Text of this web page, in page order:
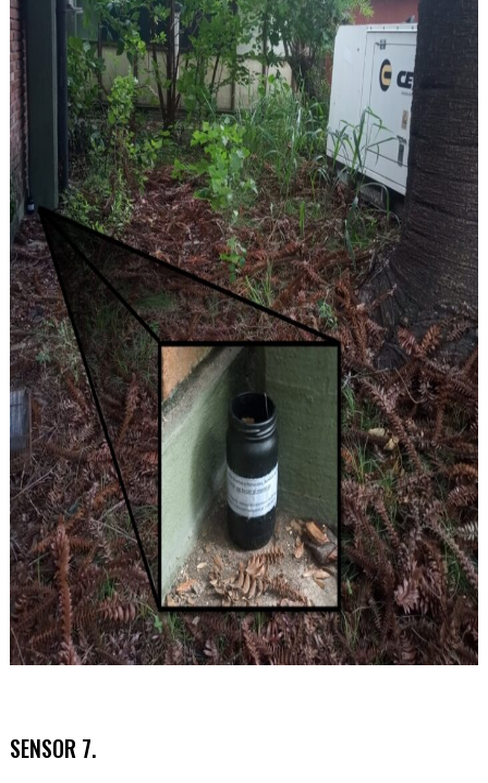
SENSOR 7.